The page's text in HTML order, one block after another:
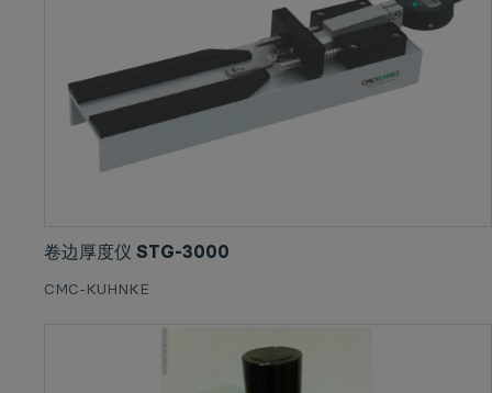
卷边厚度仪 STG-3000
CMC-KUHNKE